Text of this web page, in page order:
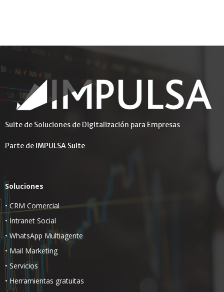
Suite de Soluciones de Digitalización para Empresas
Parte de IMPULSA Suite
Soluciones
•CRM Comercial
• Intranet Social
• WhatsApp Multiagente
• Mail Marketing
• Servicios
• Herramientas gratuitas